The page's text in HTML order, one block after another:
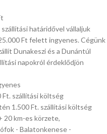
határidővel vállaljuk
Ft felett ingyenes. Cégünk
Dunakeszi és a Dunántúl
napokról érdeklődjön
szállítási költség
1.500 Ft. szállítási költség
20 km-es körzete,
- Balatonkenese -